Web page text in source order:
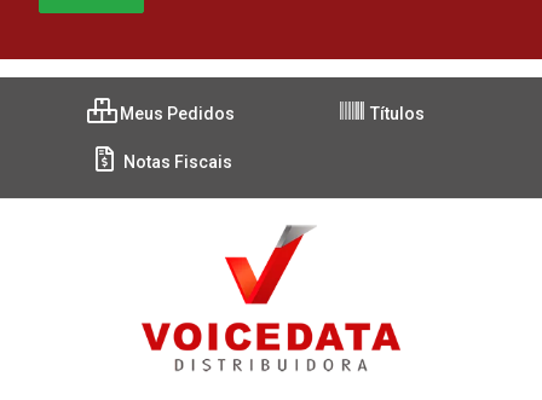
Meus Pedidos Títulos
Notas Fiscais